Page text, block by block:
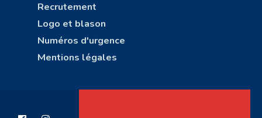
Recrutement
Logo et blason
Numéros d'urgence
Mentions légales